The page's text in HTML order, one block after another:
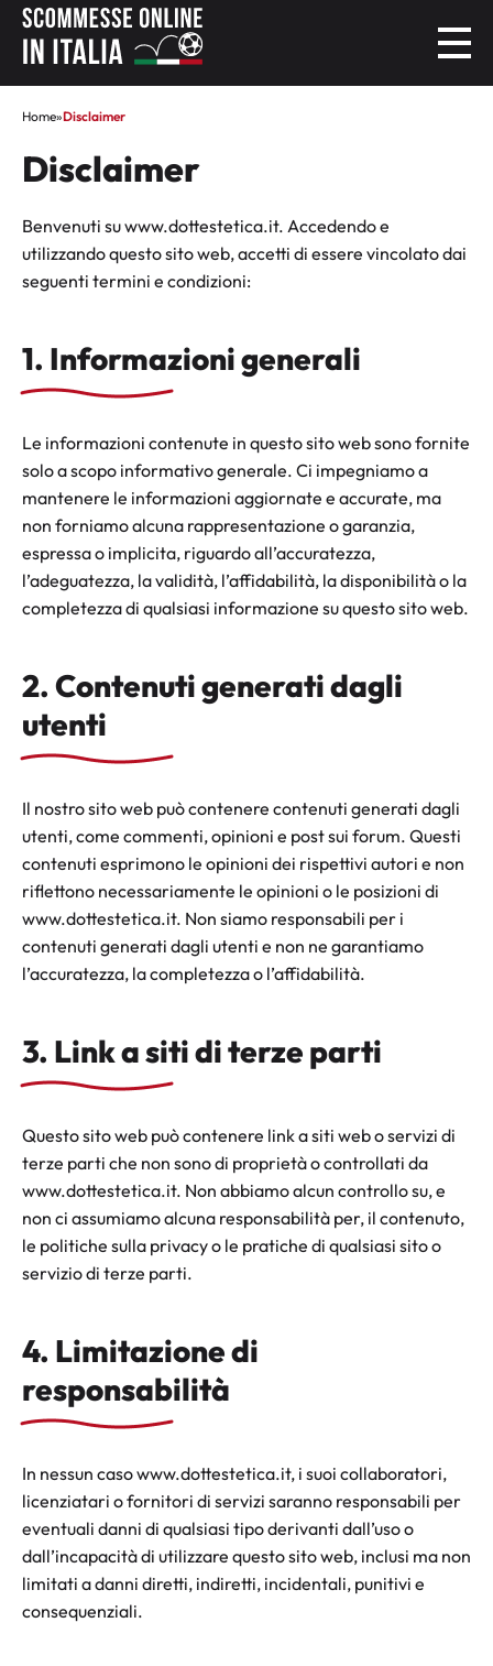
Home»Disclaimer
Disclaimer
Benvenuti su www.dottestetica.it. Accedendo e
utilizzando questo sito web, accetti di essere vincolato dai
seguenti termini e condizioni:
1. Informazioni generali
Le informazioni contenute in questo sito web sono fornite
solo a scopo informativo generale. Ci impegniamo a
mantenere le informazioni aggiornate e accurate, ma
non forniamo alcuna rappresentazione o garanzia,
espressa o implicita, riguardo all’accuratezza,
l’adeguatezza, la validità, l’affidabilità, la disponibilità o la
completezza di qualsiasi informazione su questo sito web.
2. Contenuti generati dagli
utenti
Il nostro sito web può contenere contenuti generati dagli
utenti, come commenti, opinioni e post sui forum. Questi
contenuti esprimono le opinioni dei rispettivi autori e non
riflettono necessariamente le opinioni o le posizioni di
www.dottestetica.it. Non siamo responsabili per i
contenuti generati dagli utenti e non ne garantiamo
l’accuratezza, la completezza o l’affidabilità.
3. Link a siti di terze parti
Questo sito web può contenere link a siti web o servizi di
terze parti che non sono di proprietà o controllati da
www.dottestetica.it. Non abbiamo alcun controllo su, e
non ci assumiamo alcuna responsabilità per, il contenuto,
le politiche sulla privacy o le pratiche di qualsiasi sito o
servizio di terze parti.
4. Limitazione di
responsabilità
In nessun caso www.dottestetica.it, i suoi collaboratori,
licenziatari o fornitori di servizi saranno responsabili per
eventuali danni di qualsiasi tipo derivanti dall’uso o
dall’incapacità di utilizzare questo sito web, inclusi ma non
limitati a danni diretti, indiretti, incidentali, punitivi e
consequenziali.